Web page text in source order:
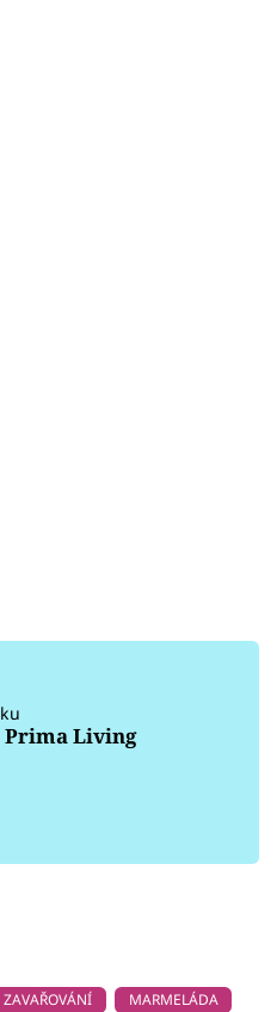
Prima Living
ZAVAŘOVÁNÍ
MARMELÁDA